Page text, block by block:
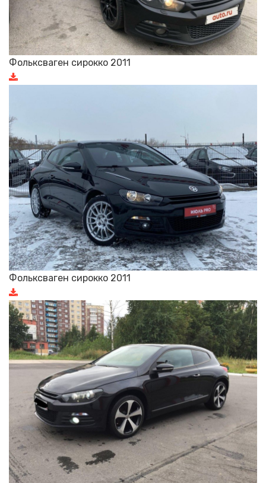
Фольксваген сирокко 2011
Фольксваген сирокко 2011